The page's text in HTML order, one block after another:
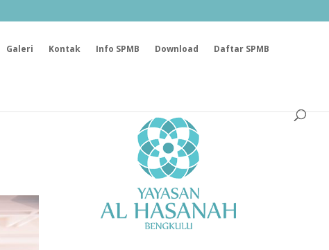
Galeri Kontak Info SPMB Download Daftar SPMB